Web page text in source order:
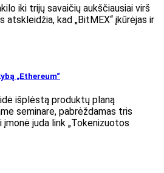
iki trijų savaičių aukščiausiai virš
atskleidžia, kad „BitMEX“ įkūrėjas ir
„Ethereum“
išplėstą produktų planą
seminare, pabrėždamas tris
įmonė juda link „Tokenizuotos